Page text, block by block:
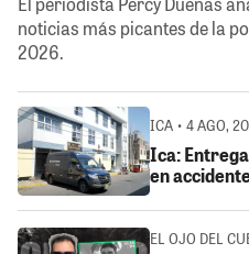
noticias más picantes de la
2026.
ICA • 4 AGO,
Ica:
en
EL OJO DEL